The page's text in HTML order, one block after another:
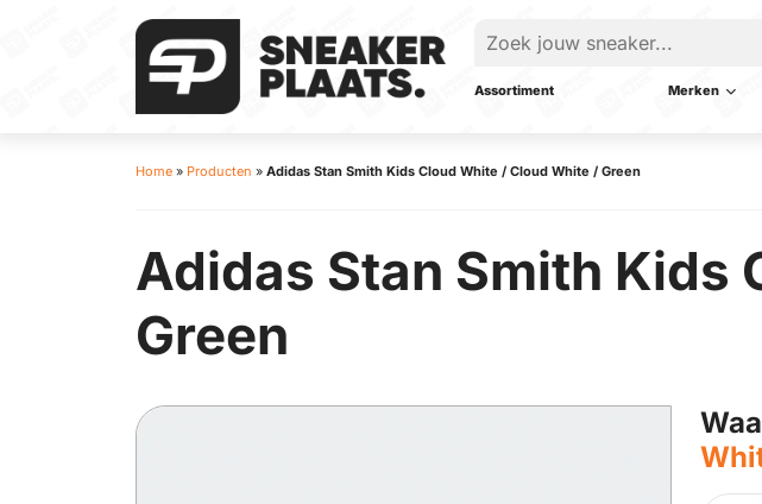
Assortiment Merken
Home » Producten » Adidas Stan Smith Kids Cloud White / Cloud White / Green
Adidas Stan Smith Kids
Green